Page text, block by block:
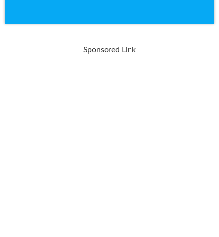
Sponsored Link